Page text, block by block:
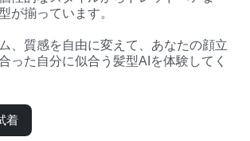
が揃っています。
、質感を自由に変えて、あなたの顔立
った自分に似合う髪型AIを体験してく
着